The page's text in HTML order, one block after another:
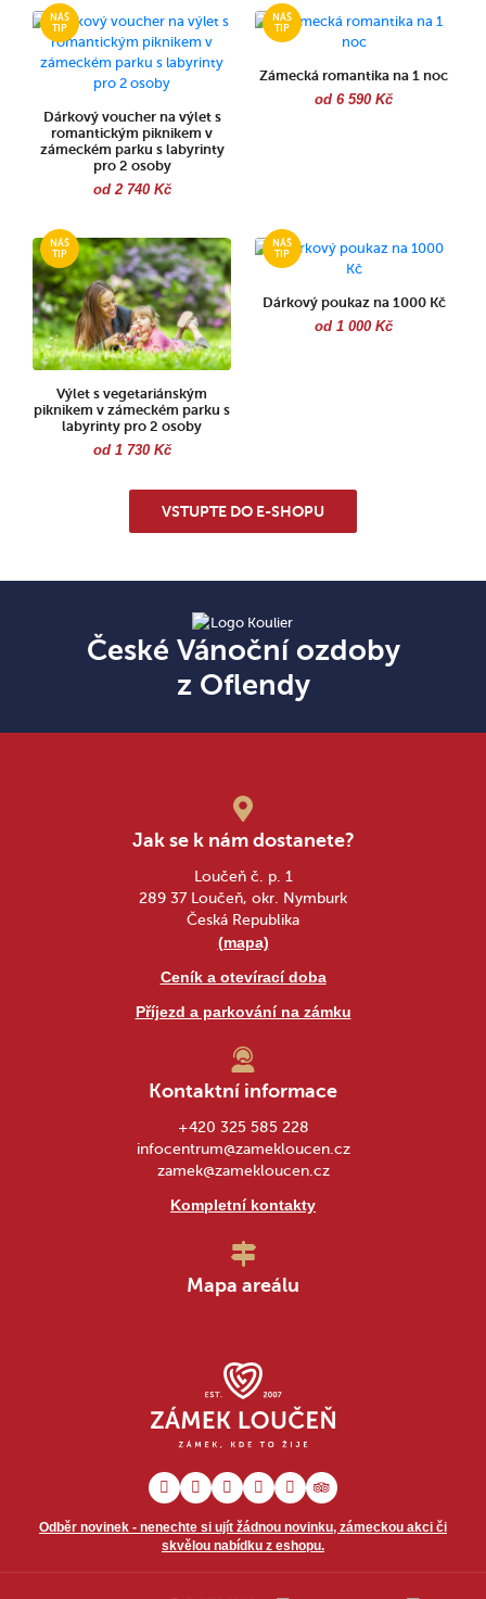
Dárkový voucher na výlet s
romantickým piknikem v
zámeckém parku s labyrinty
pro 2 osoby
od 2 740 Kč
Zámecká romantika na 1 noc
od 6 590 Kč
Výlet s vegetariánským
piknikem v zámeckém parku s
labyrinty pro 2 osoby
od 1 730 Kč
Dárkový poukaz na 1000 Kč
od 1 000 Kč
VSTUPTE DO E-SHOPU
České Vánoční ozdoby
z Oflendy
Jak se k nám dostanete?
Loučeň č. p. 1
289 37 Loučeň, okr. Nymburk
Česká Republika
(mapa)
Ceník a otevírací doba
Příjezd a parkování na zámku
Odběr novinek - nenechte si ujít žádnou novinku, zámeckou akci či
skvělou nabídku z eshopu.
Kontaktní informace
+420 325 585 228
infocentrum@zamekloucen.cz
zamek@zamekloucen.cz
Kompletní kontakty
Mapa areálu